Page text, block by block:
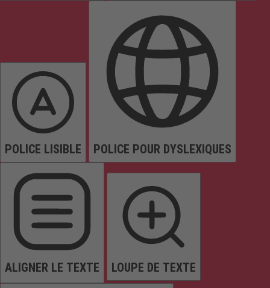
POLICE LISIBLE POLICE POUR DYSLEXIQUES
ALIGNER LE TEXTE LOUPE DE TEXTE